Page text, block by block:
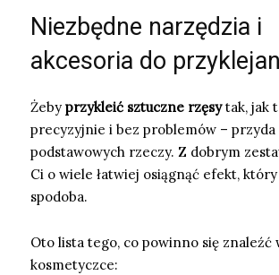
Niezbędne narzędzia i
akcesoria do
Żeby przykleić sztuczne rzęsytak, jak
precyzyjnie i bez problemów – przyda
podstawowych rzeczy. Z dobrym
Ci o wiele łatwiej osiągnąć efekt, który
spodoba.
Oto lista tego, co powinno się znaleźć
kosmetyczce: